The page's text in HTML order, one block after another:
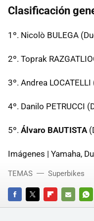
Clasificación
1º. Nicolò BULEGA
2º. Toprak
3º. Andrea
4º. Danilo PETRUCCI
5º. Álvaro BAUTISTA
Imágenes | Yamaha,
FACEBOOKTWITTERFLIPBOARD
E-
TEMAS Superbikes